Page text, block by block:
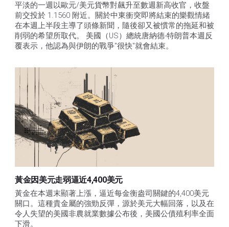
平淡的一週以歐元/美元貨幣對飆升至數週新高收官，收盤
前交投於 1.1560 附近。關於中東衝突即將結束的樂觀情緒
在本週上半段主導了頭條新聞，隨後卻又被慣常的拖延和被
削弱的希望所取代。 美國（US）總統唐納德-特朗普本週反
覆表示，他認為與伊朗的戰爭"很快"就會結束。
黃金因美元走弱逼近4,400美元
黃金在本週末顯著上漲，逼近每金衡盎司關鍵的4,400美元
關口。這種貴金屬的強勁反彈，源於美元大幅回落，以及在
令人失望的美國非農就業數據公布後，美國公債殖利率全面
下滑。